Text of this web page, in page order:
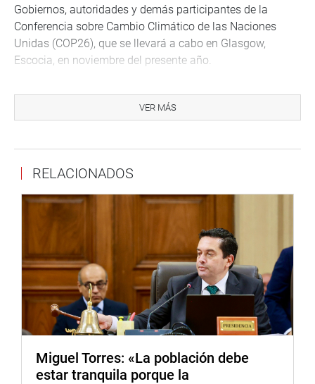
Gobiernos, autoridades y demás participantes de la
Conferencia sobre Cambio Climático de las Naciones
Unidas (COP26), que se llevará a cabo en Glasgow,
Escocia, en noviembre del presente año.
Fernando Arce Alvarado (vicepresidente), Leslye Lazo
Villón, Fernando Galarreta, Juan Carlos Ramírez y
sesiones que desarrollaron en la ciudad de Montería,
La conferencia de prensa se efectuará el viernes 29 a las
12.30 en el frontis del Palacio Legislativo.
OFICINA DE COMUNICACIONES
VER MÁS
RELACIONADOS
Miguel Torres: «La población debe
estar tranquila porque la